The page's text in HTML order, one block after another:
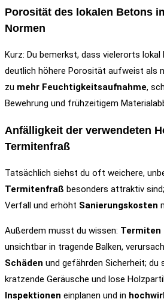
Porosität des lokalen Betons
Normen
Kurz: Du bemerkst, dass vielerorts
deutlich höhere Porosität aufweist als
zu mehr Feuchtigkeitsaufnahme,
Bewehrung und frühzeitigem
Anfälligkeit der verwendeten
Termitenfraß
Tatsächlich siehst du oft weichere,
Termitenfraß besonders attraktiv
Verfall und erhöht Sanierungskosten
Außerdem musst du wissen: Termiten
unsichtbar in tragende Balken,
Schäden und gefährden Sicherheit;
kratzende Geräusche und lose
Inspektionen einplanen und in